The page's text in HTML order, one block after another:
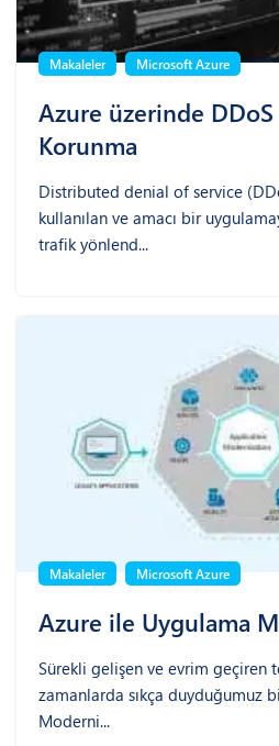
Makaleler Microsoft Azure
Azure üzerinde DDoS
Korunma
Distributed denial of service
kullanılan ve amacı bir
trafik yönlend...
Makaleler Microsoft Azure
Azure ile Uygulama
Sürekli gelişen ve evrim geçiren
zamanlarda sıkça duyduğumuz
Moderni...